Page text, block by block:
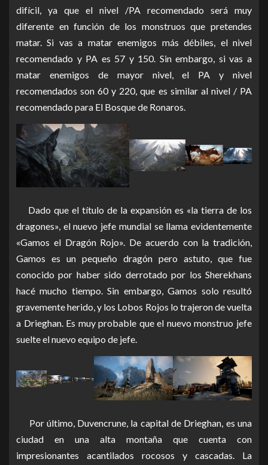
difícil, ya que el nivel /PA recomendado será muy
diferente en función de los monstruos que pretendes
matar. Si vas a matar enemigos más débiles, el nivel
recomendado y PA es 57 y 150. Sin embargo, si vas a
matar enemigos de mayor nivel, el PA y nivel
recomendados son 60 y 220, que es similar al nivel / PA
recomendado para El Bosque de Ronaros.
Dado que el título de la expansión es «la tierra de los
dragones», el nuevo jefe mundial se llama evidentemente
«Gamos el Dragón Rojo». De acuerdo con la tradición,
Gamos es un pequeño dragón pero astuto, que fue
conocido por haber sido derrotado por los Sherekhans
hacé mucho tiempo. Sin embargo, Gamos solo resultó
gravemente herido, y los Lobos Rojos lo trajeron de vuelta
a Drieghan. Es muy probable que el nuevo monstruo jefe
suelte el nuevo equipo de jefe.
Por último, Duvencrune, la capital de Drieghan, es una
ciudad en una alta montaña que cuenta con
impresionantes acantilados rocosos y cascadas.
La